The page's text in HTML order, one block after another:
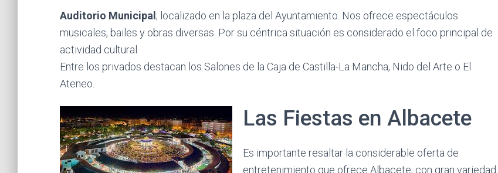
Auditorio Municipal ; localizado en la plaza del Ayuntamiento. Nos ofrece espectáculos
musicales, bailes y obras diversas. Por su céntrica situación es considerado el foco principal de
actividad cultural.
Entre los privados destacan los Salones de la Caja de Castilla-La Mancha, Nido del Arte o El
Ateneo.
Las Fiestas en Albacete
Es importante resaltar la considerable oferta de
entretenimiento que ofrece Albacete, con gran variedad